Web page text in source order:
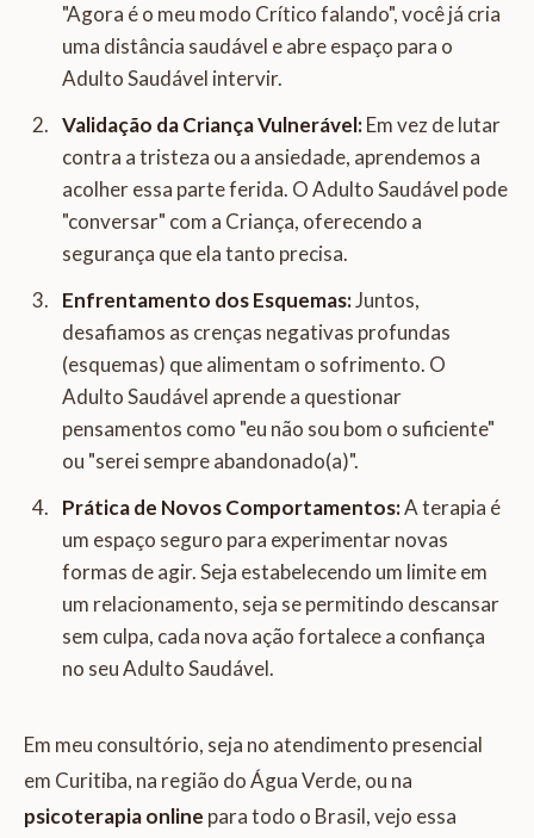
"Agora é o meu modo Crítico falando", você já cria
uma distância saudável e abre espaço para o
Adulto Saudável intervir.
Validação da Criança Vulnerável:Em vez de lutar
contra a tristeza ou a ansiedade, aprendemos a
acolher essa parte ferida. O Adulto Saudável pode
"conversar" com a Criança, oferecendo a
segurança que ela tanto precisa.
Enfrentamento dos Esquemas:Juntos,
desafiamos as crenças negativas profundas
(esquemas) que alimentam o sofrimento. O
Adulto Saudável aprende a questionar
pensamentos como "eu não sou bom o suficiente"
ou "serei sempre abandonado(a)".
Prática de Novos Comportamentos:A terapia é
um espaço seguro para experimentar novas
formas de agir. Seja estabelecendo um limite em
um relacionamento, seja se permitindo descansar
sem culpa, cada nova ação fortalece a confiança
no seu Adulto Saudável.
Em meu consultório, seja no atendimento presencial
em Curitiba, na região do Água Verde, ou na
psicoterapia online para todo o Brasil, vejo essa